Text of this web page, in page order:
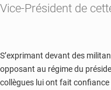
Vice-Président de
S’exprimant devant des
opposant au régime du
collègues lui ont fait confiance